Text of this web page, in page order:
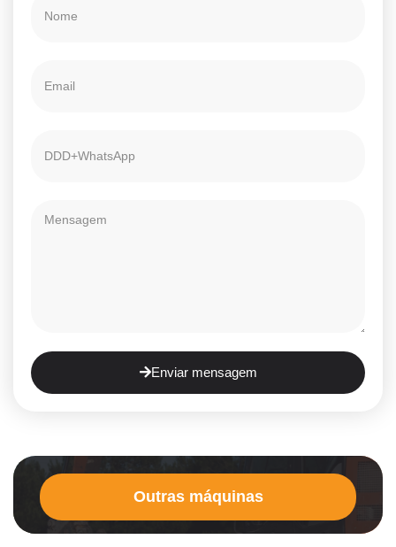
Enviar mensagem
Outras máquinas